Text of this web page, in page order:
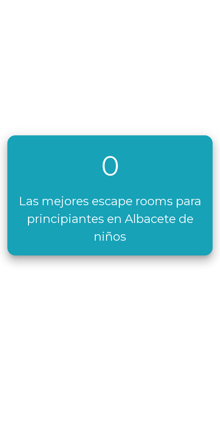
0
Las mejores escape rooms para
principiantes en Albacete de
niños